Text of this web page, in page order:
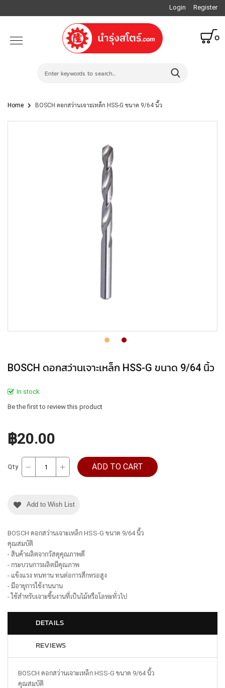
Login Register
0
Home BOSCH ดอกสว่านเจาะเหล็ก HSS-G ขนาด 9/64 นิ้ว
BOSCH ดอกสว่านเจาะเหล็ก HSS-G ขนาด 9/64 นิ้ว
In stock
Be the first to review this product
฿20.00
Qty ADD TO CART
Add to Wish List
BOSCH ดอกสว่านเจาะเหล็ก HSS-G ขนาด 9/64 นิ้ว
คุณสมบัติ
- สินค้าผลิตจากวัสดุคุณภาพดี
- กระบวนการผลิตมีคุณภาพ
- แข็งแรง ทนทาน ทนต่อการสึกหรอสูง
- มีอายุการใช้งานนาน
- ใช้สำหรับเจาะชิ้นงานที่เป็นไม้หรือโลหะทั่วไป
DETAILS
REVIEWS
BOSCH ดอกสว่านเจาะเหล็ก HSS-G ขนาด 9/64 นิ้ว
คุณสมบัติ